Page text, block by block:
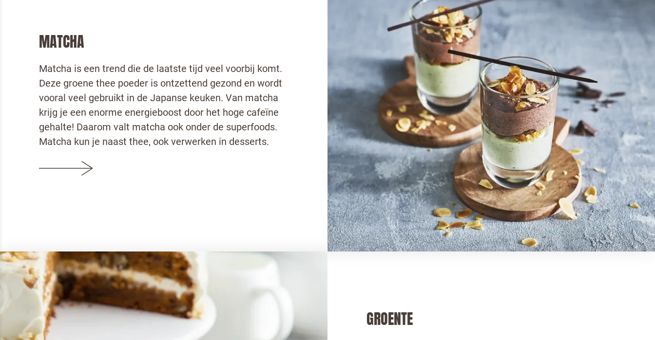
MATCHA
Matcha is een trend die de laatste tijd veel voorbij komt.
Deze groene thee poeder is ontzettend gezond en wordt
vooral veel gebruikt in de Japanse keuken. Van matcha
krijg je een enorme energieboost door het hoge cafeïne
gehalte! Daarom valt matcha ook onder de superfoods.
Matcha kun je naast thee, ook verwerken in desserts.
GROENTE